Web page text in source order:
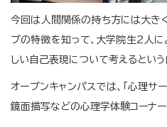
今回は人間関係の持ち方には大き
プの特徴を知って、大学院生2人に
しい自己表現について考えるという
オープンキャンパスでは、「心理サ
鏡面描写などの心理学体験コーナー